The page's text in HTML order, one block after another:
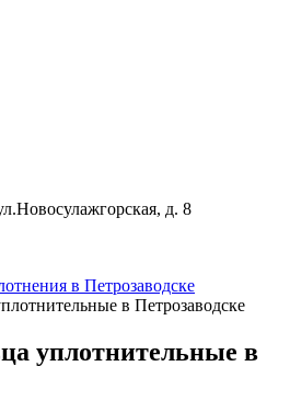
д. 8
в Петрозаводске
в Петрозаводске
уплотнительные в